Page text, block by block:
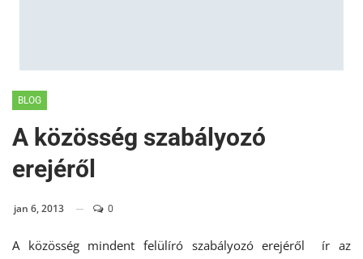
BLOG
A közösség szabályozó
erejéről
jan 6, 2013 0
A közösség mindent felülíró szabályozó erejéről ír az